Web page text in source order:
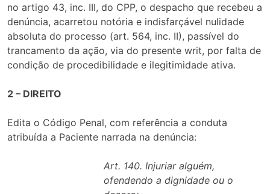
no artigo 43, inc. III, do CPP, o despacho que recebeu a
denúncia, acarretou notória e indisfarçável nulidade
absoluta do processo (art. 564, inc. II), passível do
trancamento da ação, via do presente writ, por falta de
condição de procedibilidade e ilegitimidade ativa.
2 – DIREITO
Edita o Código Penal, com referência a conduta
atribuída a Paciente narrada na denúncia:
Art. 140. Injuriar alguém,
ofendendo a dignidade ou o